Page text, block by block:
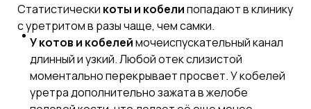
Статистически коты и кобелипопадают в клинику
с уретритом в разы чаще, чем самки.
У котов и кобелеймочеиспускательный канал
длинный и узкий. Любой отек слизистой
моментально перекрывает просвет. У кобелей
уретра дополнительно зажата в желобе